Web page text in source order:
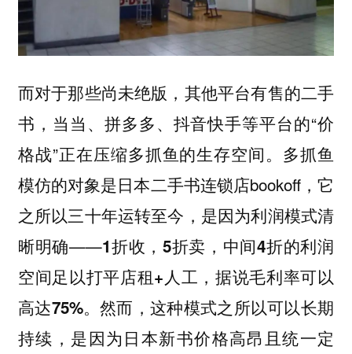
而对于那些尚未绝版，其他平台有售的二手
书，当当、拼多多、抖音快手等平台的“价
格战”正在压缩多抓鱼的生存空间。多抓鱼
模仿的对象是日本二手书连锁店bookoff，它
之所以三十年运转至今，是因为利润模式清
晰明确——1折收，5折卖，中间4折的利润
空间足以打平店租+人工，据说毛利率可以
高达75%。然而，这种模式之所以可以长期
持续，是因为日本新书价格高昂且统一定